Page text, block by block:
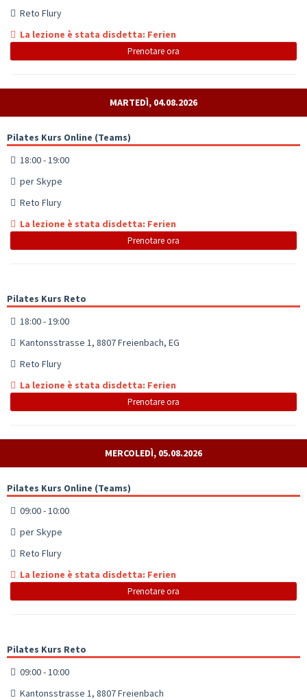
Reto Flury
La lezione è stata disdetta: Ferien
Prenotare ora
MARTEDÌ, 04.08.2026
Pilates Kurs Online (Teams)
18:00 - 19:00
per Skype
Reto Flury
La lezione è stata disdetta: Ferien
Prenotare ora
Pilates Kurs Reto
18:00 - 19:00
Kantonsstrasse 1, 8807 Freienbach, EG
Reto Flury
La lezione è stata disdetta: Ferien
Prenotare ora
MERCOLEDÌ, 05.08.2026
Pilates Kurs Online (Teams)
09:00 - 10:00
per Skype
Reto Flury
La lezione è stata disdetta: Ferien
Prenotare ora
Pilates Kurs Reto
09:00 - 10:00
Kantonsstrasse 1, 8807 Freienbach